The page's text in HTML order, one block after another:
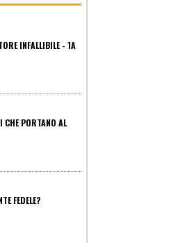
INFALLIBILE - 1A
PORTANO AL
FEDELE?